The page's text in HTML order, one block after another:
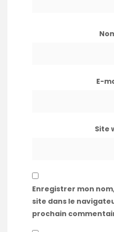
E-
Site
Enregistrer mon
site dans le
prochain